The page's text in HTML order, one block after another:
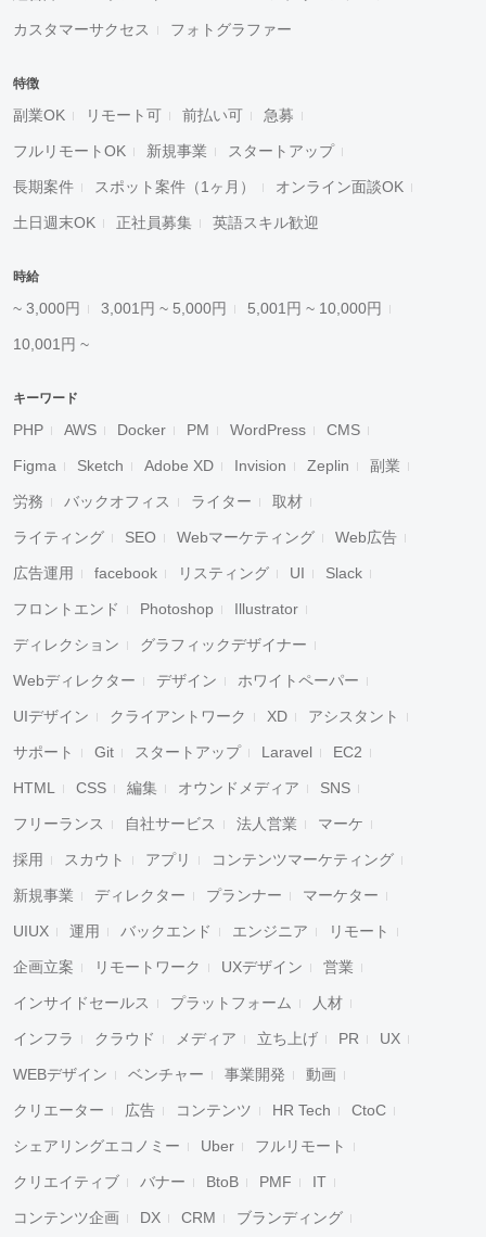
カスタマーサクセス フォトグラファー
特徴
副業OK リモート可 前払い可 急募
フルリモートOK 新規事業 スタートアップ
長期案件 スポット案件（1ヶ月） オンライン面談OK
土日週末OK 正社員募集 英語スキル歓迎
時給
~ 3,000円 3,001円 ~ 5,000円 5,001円 ~ 10,000円
10,001円 ~
キーワード
PHP AWS Docker PM WordPress CMS
Figma Sketch Adobe XD Invision Zeplin 副業
労務 バックオフィス ライター 取材
ライティング SEO Webマーケティング Web広告
広告運用 facebook リスティング UI Slack
フロントエンド Photoshop Illustrator
ディレクション グラフィックデザイナー
Webディレクター デザイン ホワイトペーパー
UIデザイン クライアントワーク XD アシスタント
サポート Git スタートアップ Laravel EC2
HTML CSS 編集 オウンドメディア SNS
フリーランス 自社サービス 法人営業 マーケ
採用 スカウト アプリ コンテンツマーケティング
新規事業 ディレクター プランナー マーケター
UIUX 運用 バックエンド エンジニア リモート
企画立案 リモートワーク UXデザイン 営業
インサイドセールス プラットフォーム 人材
インフラ クラウド メディア 立ち上げ PR UX
WEBデザイン ベンチャー 事業開発 動画
クリエーター 広告 コンテンツ HR Tech CtoC
シェアリングエコノミー Uber フルリモート
クリエイティブ バナー BtoB PMF IT
コンテンツ企画 DX CRM ブランディング